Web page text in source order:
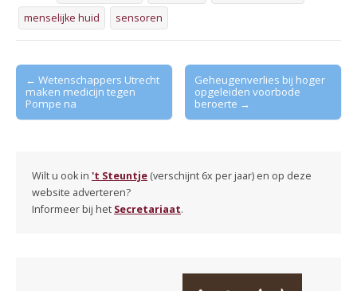
menselijke huid
sensoren
Post
navigation
← Wetenschappers Utrecht
maken medicijn tegen
Pompe na
Geheugenverlies bij hoger
opgeleiden voorbode
beroerte →
Wilt u ook in 't Steuntje (verschijnt 6x per jaar) en op deze
website adverteren?
Informeer bij het Secretariaat.